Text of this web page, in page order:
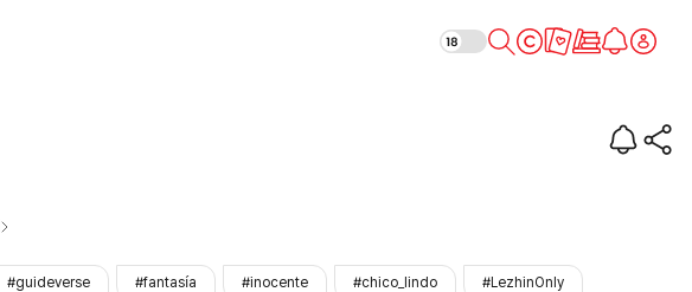
Guía especial
#guideverse #fantasía #inocente #chico_lindo #LezhinOnly